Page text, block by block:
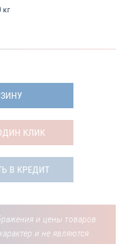
кг
КЛИК
В КРЕДИТ
и цены товаров
и не являются